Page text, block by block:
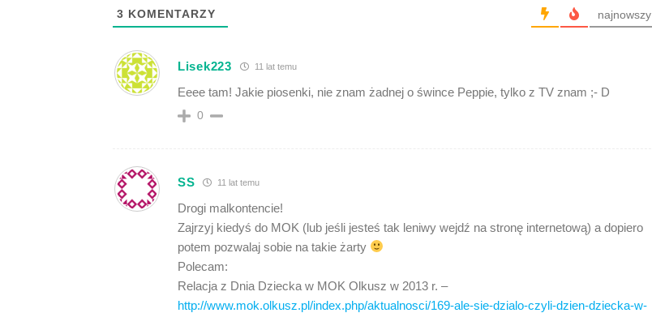
3 KOMENTARZY najnowszy
Lisek223 11 lat temu
Eeee tam! Jakie piosenki, nie znam żadnej o śwince Peppie, tylko z TV znam ;- D
0
SS 11 lat temu
Drogi malkontencie!
Zajrzyj kiedyś do MOK (lub jeśli jesteś tak leniwy wejdź na stronę internetową) a dopiero
potem pozwalaj sobie na takie żarty
Polecam:
Relacja z Dnia Dziecka w MOK Olkusz w 2013 r. –
http://www.mok.olkusz.pl/index.php/aktualnosci/169-ale-sie-dzialo-czyli-dzien-dziecka-w-